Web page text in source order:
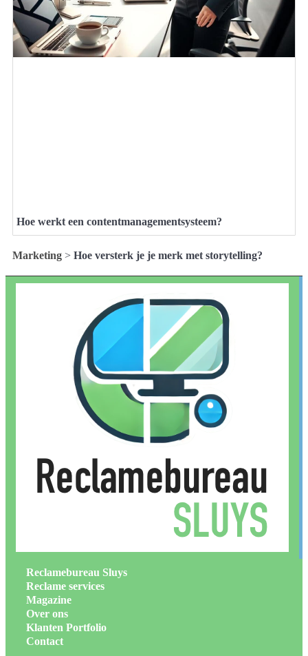
Hoe werkt een contentmanagementsysteem?
Marketing > Hoe versterk je je merk met storytelling?
Reclamebureau Sluys
Reclame services
Magazine
Over ons
Klanten Portfolio
Contact